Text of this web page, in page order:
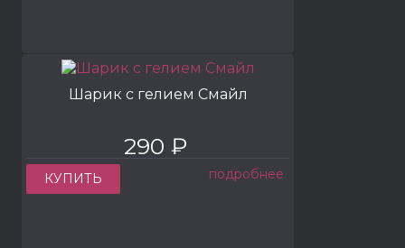
Шарик с гелием Смайл
290 ₽
КУПИТЬ подробнее